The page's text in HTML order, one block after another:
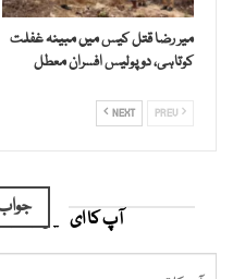
میر رضا قتل کیس میں مبینہ غفلت
کوتاہی، دو پولیس افسران معطل
NEXT
آپ کا ای میل